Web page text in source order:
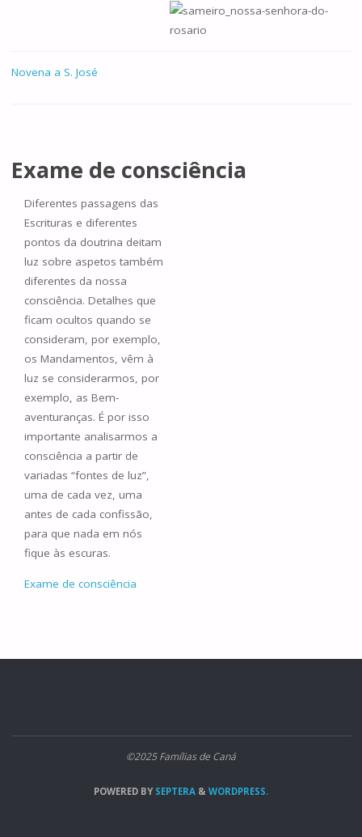
Novena a S. José
Exame de consciência
Diferentes passagens das
Escrituras e diferentes
pontos da doutrina deitam
luz sobre aspetos também
diferentes da nossa
consciência. Detalhes que
ficam ocultos quando se
consideram, por exemplo,
os Mandamentos, vêm à
luz se considerarmos, por
exemplo, as Bem-
aventuranças. É por isso
importante analisarmos a
consciência a partir de
variadas “fontes de luz”,
uma de cada vez, uma
antes de cada confissão,
para que nada em nós
fique às escuras.
Exame de consciência
©2025 Famílias de Caná
POWERED BYSEPTERA & WORDPRESS.